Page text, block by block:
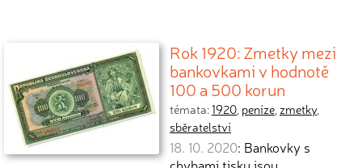
Rok 1920: Zmetky mezi
bankovkami v hodnotě
100 a 500 korun
témata:1920, peníze, zmetky,
sběratelství
18. 10. 2020: Bankovky s